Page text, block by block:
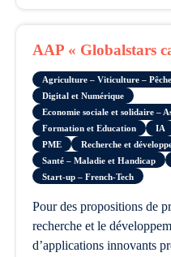
AAP « Globalstars
Agriculture – Viticulture –
Digital et Numérique
Economie sociale et solidaire –
Formation et Education
IA
PME
Recherche et
Santé – Maladie et Handicap
Start-up – French-Tech
pour des propositions de projets conjoints portant sur la
recherche et le
d’applications innovants